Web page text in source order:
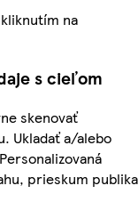
na
s cieľom
skenovať
Ukladať a/alebo
prieskum publika